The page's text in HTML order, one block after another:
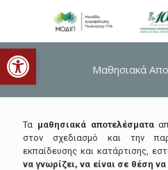
Ανοίξτε τη γραμμή εργαλείων
Μαθησιακά
Τα μαθησιακά αποτελέσματα
στον σχεδιασμό και την
εκπαίδευσης και κατάρτισης,
να γνωρίζει, να είναι σε θέση